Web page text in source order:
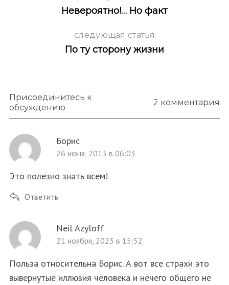
Невероятно!… Но факт
следующая статья
По ту сторону жизни
Присоединитесь к
обсуждению
2 комментария
Борис
26 июня, 2013 в 06:03
Это полезно знать всем!
Ответить
Neil Azyloff
21 ноября, 2023 в 15:52
Польза относительна Борис. А вот все страхи это
вывернутые иллюзия человека и нечего общего не